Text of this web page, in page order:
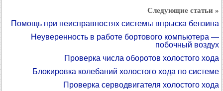
Следующие статьи »
Помощь при неисправностях системы впрыска бензина
Неуверенность в работе бортового компьютера —
побочный воздух
Проверка числа оборотов холостого хода
Блокировка колебаний холостого хода по системе
Проверка серводвигателя холостого хода